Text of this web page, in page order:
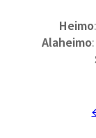
Heimo
Alaheimo